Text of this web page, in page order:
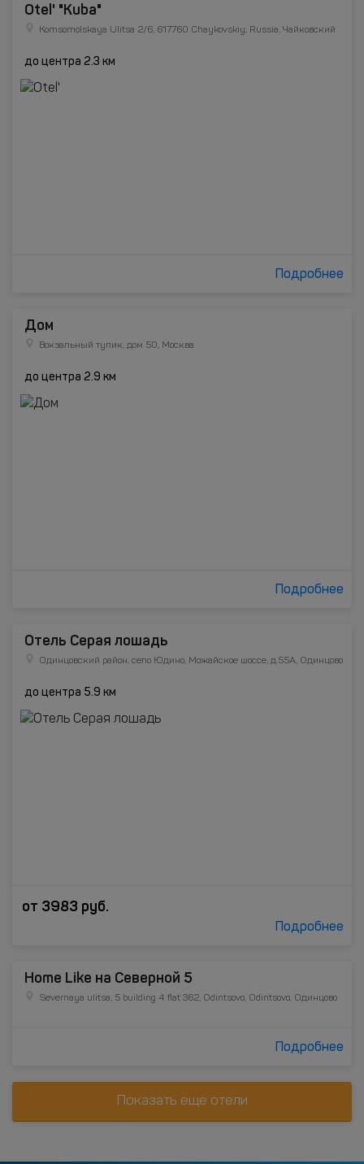
Otel' "Kuba"
Komsomolskaya Ulitsa 2/6, 617760 Chaykovskiy, Russia, Чайковский
до центра 2.3 км
Подробнее
Дом
Вокзальный тупик, дом 50, Москва
до центра 2.9 км
Подробнее
Отель Серая лошадь
Одинцовский район, село Юдино, Можайское шоссе, д.55А, Одинцово
до центра 5.9 км
от 3983 руб.
Подробнее
Home Like на Северной 5
Severnaya ulitsa, 5 building 4 flat 362, Odintsovo, Odintsovo, Одинцово
Подробнее
Показать еще отели